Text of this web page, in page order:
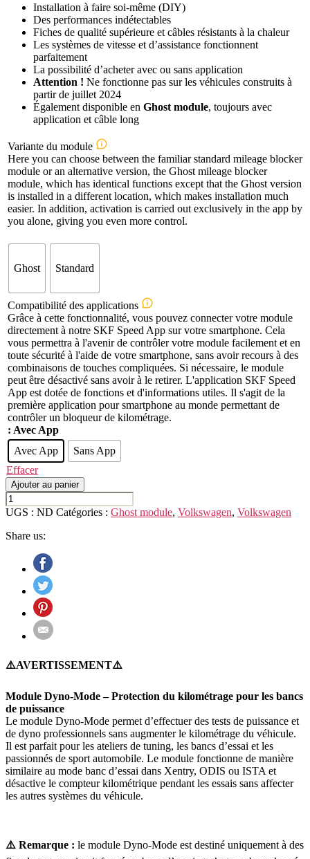
Installation à faire soi-même (DIY)
Des performances indétectables
Fiches de qualité supérieure et câbles résistants à la chaleur
Les systèmes de vitesse et d’assistance fonctionnent
parfaitement
La possibilité d’acheter avec ou sans application
Attention ! Ne fonctionne pas sur les véhicules construits à
partir de juillet 2024
Également disponible en Ghost module, toujours avec
application et câble long
Variante du module
Here you can choose between the familiar standard mileage blocker
module or an alternative version, the Ghost mileage blocker
module, which has identical functions except that the Ghost version
is installed in a different location, which makes installation much
easier. In addition, activation is carried out exclusively in the app by
you alone, giving you even more control.
Ghost Standard
Compatibilité des applications
Grâce à cette fonctionnalité, vous pouvez connecter votre module
directement à notre SKF Speed App sur votre smartphone. Cela
vous permettra à l'avenir de contrôler votre module facilement et en
toute sécurité à l'aide de votre smartphone, sans avoir recours à des
combinaisons de touches compliquées. Si nécessaire, le module
peut être désactivé sans avoir à le retirer. L'application SKF Speed
App est dotée de fonctions et d'informations utiles. Il s'agit de la
première application pour smartphone au monde permettant de
contrôler un bloqueur de kilométrage.
: Avec App
Avec App
Sans App
Effacer
Ajouter au panier
quantité
de
VOLKSWAGEN
GOLF
UGS : ND Catégories : Ghost module, Volkswagen, Volkswagen
Share us:
⚠️AVERTISSEMENT⚠️
Module Dyno-Mode – Protection du kilométrage pour les bancs
de puissance
Le module Dyno-Mode permet d’effectuer des tests de puissance et
de dyno professionnels sans augmenter le kilométrage du véhicule.
Il est parfait pour les ateliers de tuning, les bancs d’essai et les
passionnés de sport automobile. Le module fonctionne de manière
similaire au mode banc d’essai dans Xentry, ODIS ou ISTA et
désactive le compteur kilométrique pendant les essais sans affecter
les autres systèmes du véhicule.
⚠️ Remarque : le module Dyno-Mode est destiné uniquement à des